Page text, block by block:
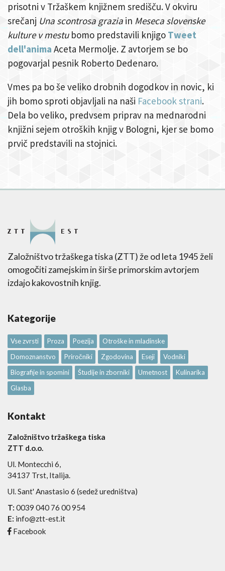
prisotni v Tržaškem knjižnem središču. V okviru
srečanj Una scontrosa grazia in Meseca slovenske
kulture v mestubomo predstavili knjigo Tweet
dell'anima Aceta Mermolje. Z avtorjem se bo
pogovarjal pesnik Roberto Dedenaro.
Vmes pa bo še veliko drobnih dogodkov in novic, ki
jih bomo sproti objavljali na naši Facebook strani.
Dela bo veliko, predvsem priprav na mednarodni
knjižni sejem otroških knjig v Bologni, kjer se bomo
prvič predstavili na stojnici.
Založništvo tržaškega tiska (ZTT) že od leta 1945 želi
omogočiti zamejskim in širše primorskim avtorjem
izdajo kakovostnih knjig.
Kategorije
Vse zvrsti Proza Poezija
Otroške in mladinske
Domoznanstvo
Priročniki Zgodovina Eseji
Vodniki
Biografije in spomini
Študije in zborniki Umetnost
Kulinarika
Glasba
Kontakt
Založništvo tržaškega tiska
ZTT d.o.o.
Ul. Montecchi 6,
34137 Trst, Italija.
Ul. Sant' Anastasio 6 (sedež uredništva)
T: 0039 040 76 00 954
E: info@ztt-est.it
Facebook